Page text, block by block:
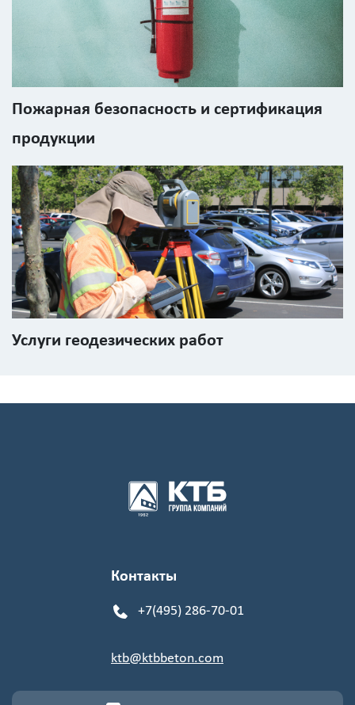
Пожарная безопасность и сертификация
продукции
Услуги геодезических работ
Контакты
+7(495) 286-70-01
ktb@ktbbeton.com
картинки
Я согласен на
обработку
данных